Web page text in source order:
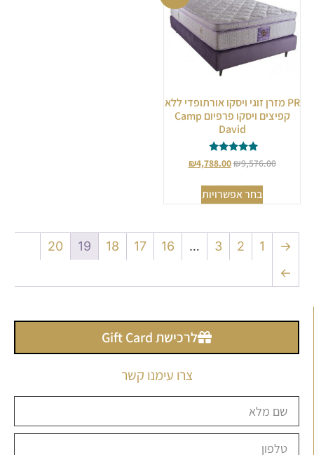
PR מזרן זוגי ויסקו אורתופדי ללא
קפיצים ויסקו פרפיום Camp
David
דורג
5.00
₪9,576.00
₪4,788.00
בחר אפשרויות
→
1
2
3
…
16
17
18
19
20
←
לרכישת Gift Card
צרו עימנו קשר